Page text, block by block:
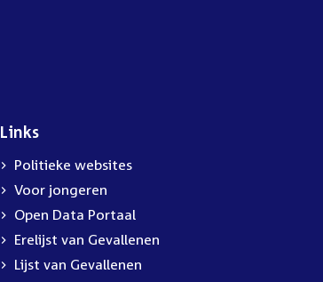
Links
Politieke websites
Voor jongeren
Open Data Portaal
Erelijst van Gevallenen
Lijst van Gevallenen